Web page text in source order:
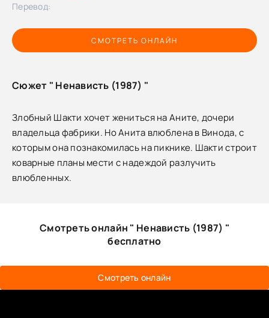
СМОТРЕТЬ ОНЛАЙН
Перевод:
Сюжет " Ненависть (1987) "
Злобный Шакти хочет жениться на Аните, дочери
владельца фабрики. Но Анита влюблена в Винода, с
которым она познакомилась на пикнике. Шакти строит
коварные планы мести с надеждой разлучить
влюбленных.
Смотреть онлайн " Ненависть (1987) "
бесплатно
Смотреть онлайн